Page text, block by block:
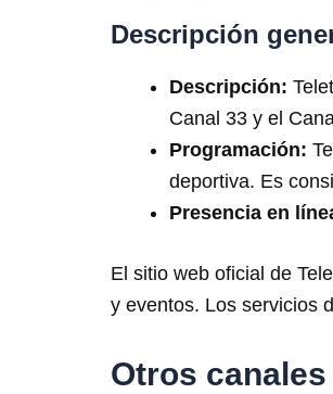
Descripción
Descripción:
Canal 33 y el
Programación:
deportiva. Es
Presencia en
El sitio web oficial de
y eventos. Los servicios
Otros